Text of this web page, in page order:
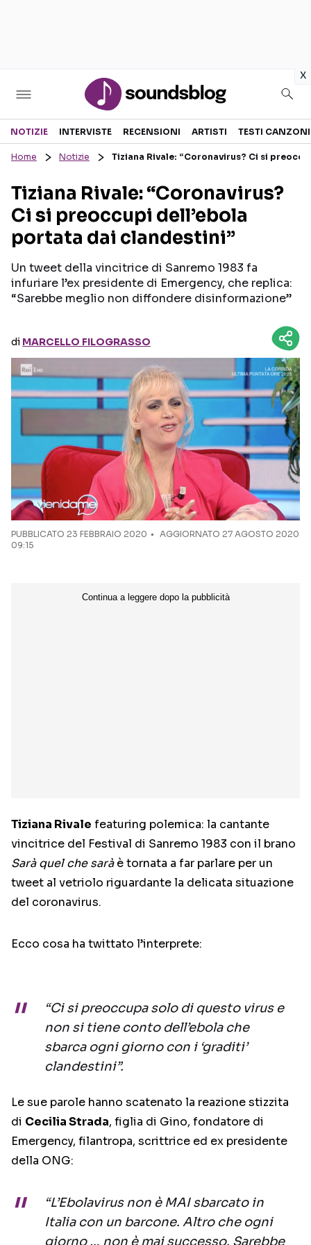
x
Sezioni
RECENSIONI MUSICALI
INTERVISTE
GOSSIP E CURIOSITÀ
TESTI CANZONI
TOUR ED EVENTI
TALENT SHOW
Seguici sui social
NOTIZIE INTERVISTE RECENSIONI ARTISTI TESTI CANZONI
Home Notizie Tiziana Rivale: “Coronavirus? Ci si
Tiziana Rivale: “Coronavirus?
Ci si preoccupi dell’ebola
portata dai clandestini”
Un tweet della vincitrice di Sanremo 1983 fa
infuriare l’ex presidente di Emergency, che replica:
“Sarebbe meglio non diffondere disinformazione”
di MARCELLO FILOGRASSO
PUBBLICATO 23 FEBBRAIO 2020
AGGIORNATO 27 AGOSTO 2020
09:15
Tiziana Rivale featuring polemica: la cantante
vincitrice del Festival di Sanremo 1983 con il brano
Sarà quel che saràè tornata a far parlare per un
tweet al vetriolo riguardante la delicata situazione
del coronavirus.
Ecco cosa ha twittato l’interprete:
“Ci si preoccupa solo di questo virus e
non si tiene conto dell’ebola che
sbarca ogni giorno con i ‘graditi’
clandestini”.
Le sue parole hanno scatenato la reazione stizzita
di Cecilia Strada, figlia di Gino, fondatore di
Emergency, filantropa, scrittrice ed ex presidente
della ONG:
“L’Ebolavirus non è MAI sbarcato in
Italia con un barcone. Altro che ogni
giorno … non è mai successo. Sarebbe